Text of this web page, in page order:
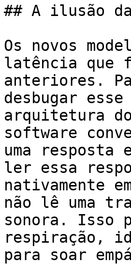
## A ilusão
Os novos
latência que
anteriores.
desbugar
arquitetura
software
uma resposta
ler essa
nativamente
não lê uma
sonora. Isso
respiração,
para soar